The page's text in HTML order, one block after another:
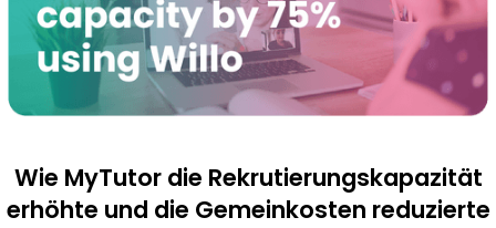
Wie MyTutor die Rekrutierungskapazität
erhöhte und die Gemeinkosten reduzierte